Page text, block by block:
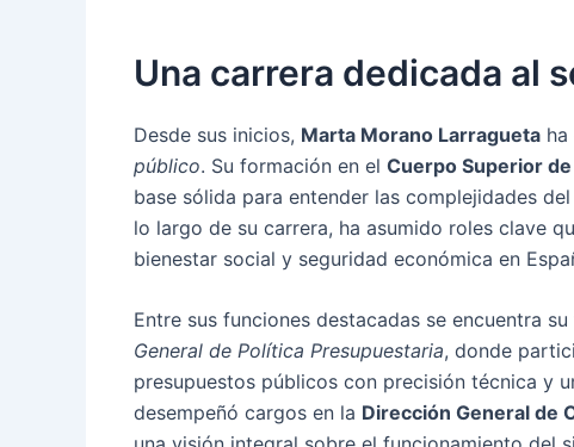
Una carrera dedicada al
Desde sus inicios, Marta Morano Larragueta
público. Su formación en el Cuerpo Superior
base sólida para entender las complejidades
lo largo de su carrera, ha asumido roles clave
bienestar social y seguridad económica en
Entre sus funciones destacadas se encuentra
General de Política Presupuestaria, donde
presupuestos públicos con precisión técnica y
desempeñó cargos en la Dirección General de